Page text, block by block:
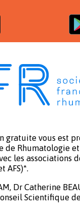
gratuite vous est
de Rhumatologie
les associations
AFS)*.
Dr Catherine
Scientifique